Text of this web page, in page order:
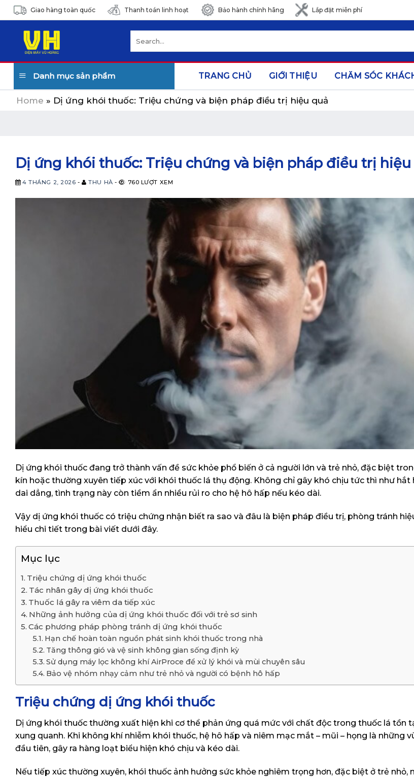
Skip
to
content
Giao hàng toàn quốc Thanh toán linh hoạt Bảo hành chính hãng Lắp đặt miễn phí
for:
Danh mục sản phẩm TRANG CHỦ GIỚI THIỆU CHĂM SÓC
Home » Dị ứng khói thuốc: Triệu chứng và biện pháp điều trị hiệu quả
Dị ứng khói thuốc: Triệu chứng và biện pháp điều trị hiệu
4 THÁNG 2, 2026 - THU HÀ - 760 LƯỢT XEM
Dị ứng khói thuốc đang trở thành vấn đề sức khỏe phổ biến ở cả người lớn và trẻ nhỏ, đặc biệt
kín hoặc thường xuyên tiếp xúc với khói thuốc lá thụ động. Không chỉ gây khó chịu tức thì như hắt
dai dẳng, tình trạng này còn tiềm ẩn nhiều rủi ro cho hệ hô hấp nếu kéo dài.
Vậy dị ứng khói thuốc có triệu chứng nhận biết ra sao và đâu là biện pháp điều trị, phòng tránh
hiểu chi tiết trong bài viết dưới đây.
Mục lục
Triệu chứng dị ứng khói thuốc
Tác nhân gây dị ứng khói thuốc
Thuốc lá gây ra viêm da tiếp xúc
Những ảnh hưởng của dị ứng khói thuốc đối với trẻ sơ sinh
Các phương pháp phòng tránh dị ứng khói thuốc
Hạn chế hoàn toàn nguồn phát sinh khói thuốc trong nhà
Tăng thông gió và vệ sinh không gian sống định kỳ
Sử dụng máy lọc không khí AirProce để xử lý khói và mùi chuyên sâu
Bảo vệ nhóm nhạy cảm như trẻ nhỏ và người có bệnh hô hấp
Triệu chứng dị ứng khói thuốc
Dị ứng khói thuốc thường xuất hiện khi cơ thể phản ứng quá mức với chất độc trong thuốc lá tồn
xung quanh. Khi không khí nhiễm khói thuốc, hệ hô hấp và niêm mạc mắt – mũi – họng là những
đầu tiên, gây ra hàng loạt biểu hiện khó chịu và kéo dài.
Nếu tiếp xúc thường xuyên, khói thuốc ảnh hưởng sức khỏe nghiêm trọng hơn, đặc biệt ở trẻ nhỏ,